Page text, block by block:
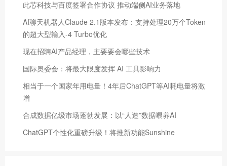
此芯科技与百度签署合作协议 推动端侧AI业务落地
AI聊天机器人Claude 2.1版本发布：支持处理20万个Token
的超大型输入-4 Turbo优化
现在招聘AI产品经理，主要要会哪些技术
国际奥委会：将最大限度发挥 AI 工具影响力
相当于一个国家年用电量！4年后ChatGPT等AI耗电量将激
增
合成数据亿级市场蓬勃发展：以“人造”数据喂养AI
ChatGPT个性化重磅升级！将推新功能Sunshine